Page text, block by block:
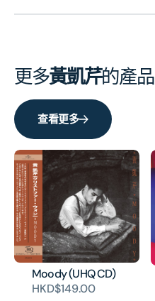
碟)
的
數
量
更多黃凱芹的產品
查看更多
Moody (UHQ CD)
HKD$149.00